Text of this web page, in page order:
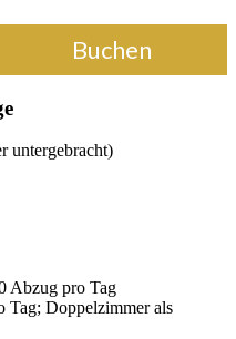
untergebracht)
Abzug pro Tag
Tag; Doppelzimmer als